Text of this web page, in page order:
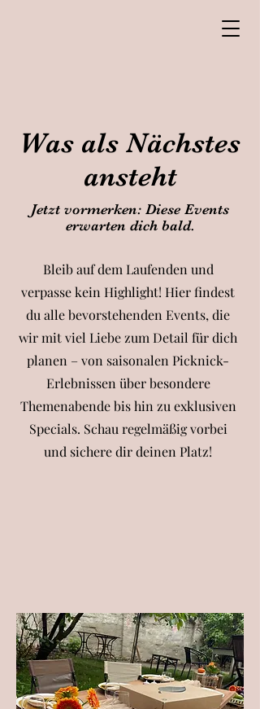
Was als Nächstes
ansteht
Jetzt vormerken: Diese Events
erwarten dich bald.
Bleib auf dem Laufenden und
verpasse kein Highlight! Hier findest
du alle bevorstehenden Events, die
wir mit viel Liebe zum Detail für dich
planen – von saisonalen Picknick-
Erlebnissen über besondere
Themenabende bis hin zu exklusiven
Specials. Schau regelmäßig vorbei
und sichere dir deinen Platz!